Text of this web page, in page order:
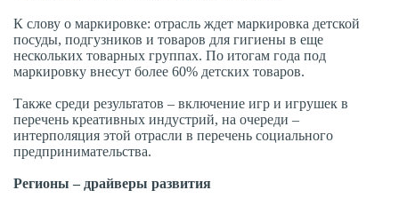
К слову о маркировке: отрасль ждет маркировка детской
посуды, подгузников и товаров для гигиены в еще
нескольких товарных группах. По итогам года под
маркировку внесут более 60% детских товаров.
Также среди результатов – включение игр и игрушек в
перечень креативных индустрий, на очереди –
интерполяция этой отрасли в перечень социального
предпринимательства.
Регионы – драйверы развития